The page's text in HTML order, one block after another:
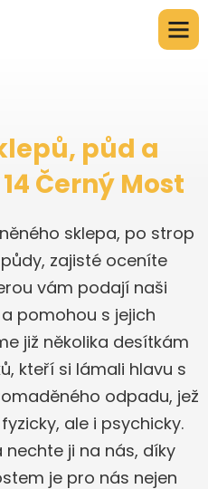
půd a
Černý Most
sklepa, po strop
zajisté oceníte
vám podají naši
pomohou s jejich
již několika desítkám
kteří si lámali hlavu s
odpadu, jež
ale i psychicky.
ji na nás, díky
je pro nás nejen